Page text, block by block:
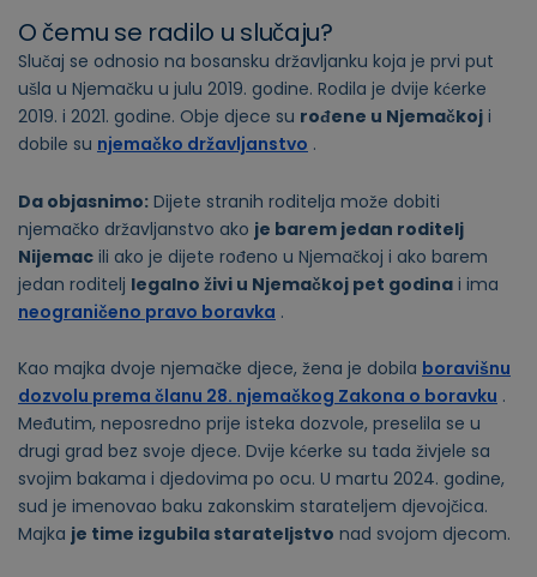
O čemu se radilo u slučaju?
Slučaj se odnosio na bosansku državljanku koja je prvi put
ušla u Njemačku u julu 2019. godine. Rodila je dvije kćerke
2019. i 2021. godine. Obje djece su rođene u Njemačkoj i
dobile su njemačko državljanstvo .
Da objasnimo: Dijete stranih roditelja može dobiti
njemačko državljanstvo ako je barem jedan roditelj
Nijemac ili ako je dijete rođeno u Njemačkoj i ako barem
jedan roditelj legalno živi u Njemačkoj pet godina i ima
neograničeno pravo boravka .
Kao majka dvoje njemačke djece, žena je dobila boravišnu
dozvolu prema članu 28. njemačkog Zakona o boravku .
Međutim, neposredno prije isteka dozvole, preselila se u
drugi grad bez svoje djece. Dvije kćerke su tada živjele sa
svojim bakama i djedovima po ocu. U martu 2024. godine,
sud je imenovao baku zakonskim starateljem djevojčica.
Majka je time izgubila starateljstvo nad svojom djecom.